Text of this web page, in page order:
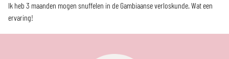
Ik heb 3 maanden mogen snuffelen in de Gambiaanse verloskunde. Wat een
ervaring!